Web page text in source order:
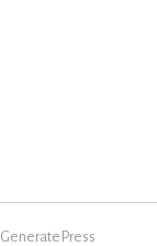
GeneratePress